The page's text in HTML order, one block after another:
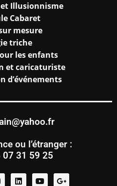
Illusionnisme
Cabaret
mesure
triche
les enfants
et caricaturiste
d’événements
ou l’étranger :
07 31 59 25